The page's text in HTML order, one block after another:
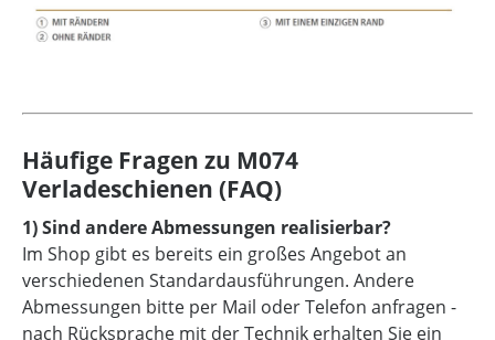
Häufige Fragen zu M074
Verladeschienen (FAQ)
1) Sind andere Abmessungen realisierbar?
Im Shop gibt es bereits ein großes Angebot an
verschiedenen Standardausführungen. Andere
Abmessungen bitte per Mail oder Telefon anfragen -
nach Rücksprache mit der Technik erhalten Sie ein